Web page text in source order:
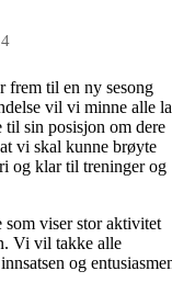
frem til en ny sesong
vil vi minne alle
til sin posisjon om dere
vi skal kunne brøyte
og klar til treninger og
som viser stor aktivitet
Vi vil takke alle
og